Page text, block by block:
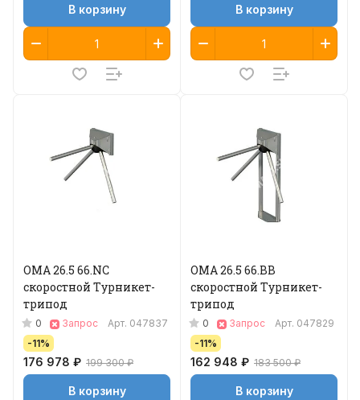
В корзину В корзину
ОМА 26.5 66.NC
скоростной Турникет-
трипод
0 Запрос Арт. 047837
-11%
176 978 ₽ 199 300 ₽
В корзину
ОМА 26.5 66.BB
скоростной Турникет-
трипод
0 Запрос Арт. 047829
-11%
162 948 ₽ 183 500 ₽
В корзину